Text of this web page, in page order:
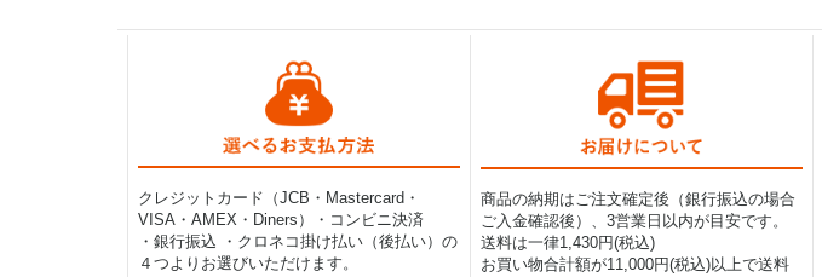
クレジットカード（JCB・Mastercard・
VISA・AMEX・Diners）・コンビニ決済
・銀行振込 ・クロネコ掛け払い（後払い）の
４つよりお選びいただけます。
商品の納期はご注文確定後（銀行振込の場合
ご入金確認後）、3営業日以内が目安です。
送料は一律1,430円(税込)
お買い物合計額が11,000円(税込)以上で送料